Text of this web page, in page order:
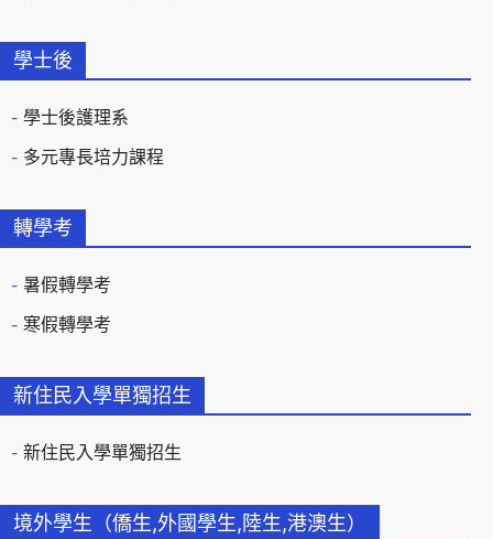
學士後
學士後護理系
多元專長培力課程
轉學考
暑假轉學考
寒假轉學考
新住民入學單獨招生
新住民入學單獨招生
境外學生（僑生,外國學生,陸生,港澳生）